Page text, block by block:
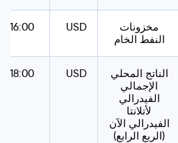
16:00 USD
مخزونات
النفط الخام
18:00 USD
الناتج المحلي
الإجمالي
الفيدرالي
لأتلانتا
الفيدرالي الآن
(الربع الرابع)